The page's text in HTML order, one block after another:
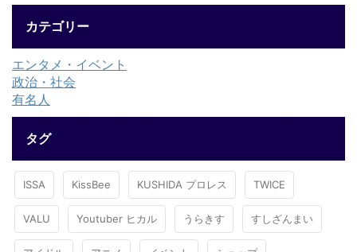
カテゴリー
エンタメ・イベント
政治・社会
有名人
タグ
ISSA KissBee KUSHIDA プロレス TWICE
VALU Youtuber ヒカル うらきす すしざんまい